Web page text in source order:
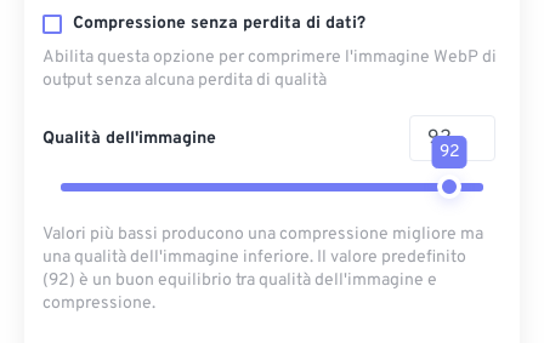
Compressione senza perdita di dati?
Abilita questa opzione per comprimere l'immagine WebP di
output senza alcuna perdita di qualità
Qualità dell'immagine
92
Valori più bassi producono una compressione migliore ma
una qualità dell'immagine inferiore. Il valore predefinito
(92) è un buon equilibrio tra qualità dell'immagine e
compressione.